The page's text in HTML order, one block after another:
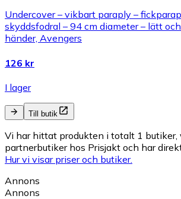
Undercover – vikbart paraply –
skyddsfodral – 94 cm diameter – lätt
händer, Avengers
126 kr
I lager
Till butik
Vi har hittat produkten i totalt 1 butiker,
partnerbutiker hos Prisjakt och har
Hur vi visar priser och butiker.
Annons
Annons